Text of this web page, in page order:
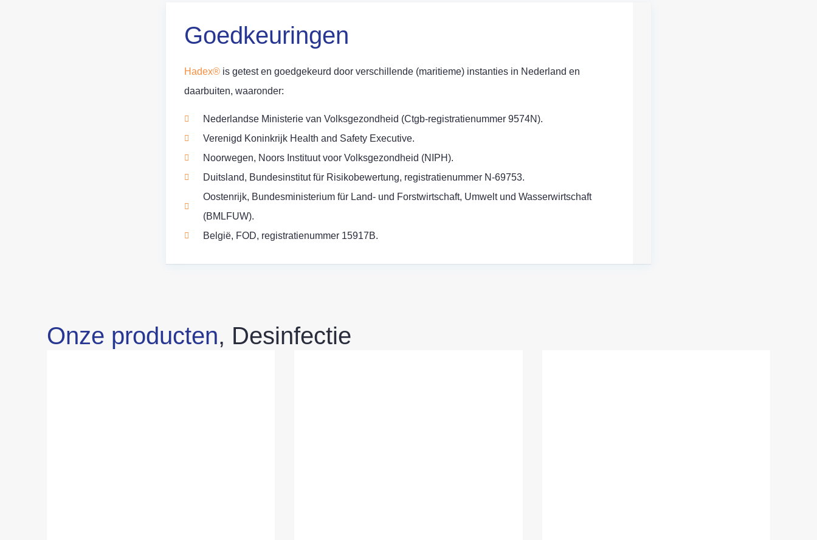
Goedkeuringen
Hadex® is getest en goedgekeurd door verschillende (maritieme) instanties in Nederland en
daarbuiten, waaronder:
Nederlandse Ministerie van Volksgezondheid (Ctgb-registratienummer 9574N).
Verenigd Koninkrijk Health and Safety Executive.
Noorwegen, Noors Instituut voor Volksgezondheid (NIPH).
Duitsland, Bundesinstitut für Risikobewertung, registratienummer N-69753.
Oostenrijk, Bundesministerium für Land- und Forstwirtschaft, Umwelt und Wasserwirtschaft
(BMLFUW).
België, FOD, registratienummer 15917B.
Onze producten, Desinfectie